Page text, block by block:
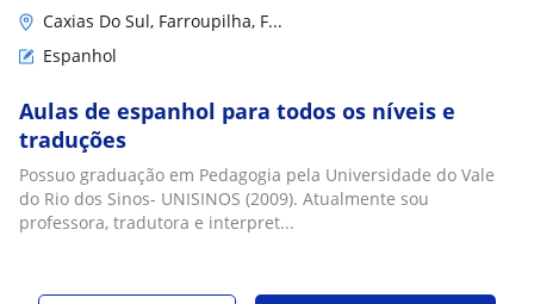
Caxias Do Sul, Farroupilha, F...
Espanhol
Aulas de espanhol para todos os níveis e
traduções
Possuo graduação em Pedagogia pela Universidade do Vale
do Rio dos Sinos- UNISINOS (2009). Atualmente sou
professora, tradutora e interpret...